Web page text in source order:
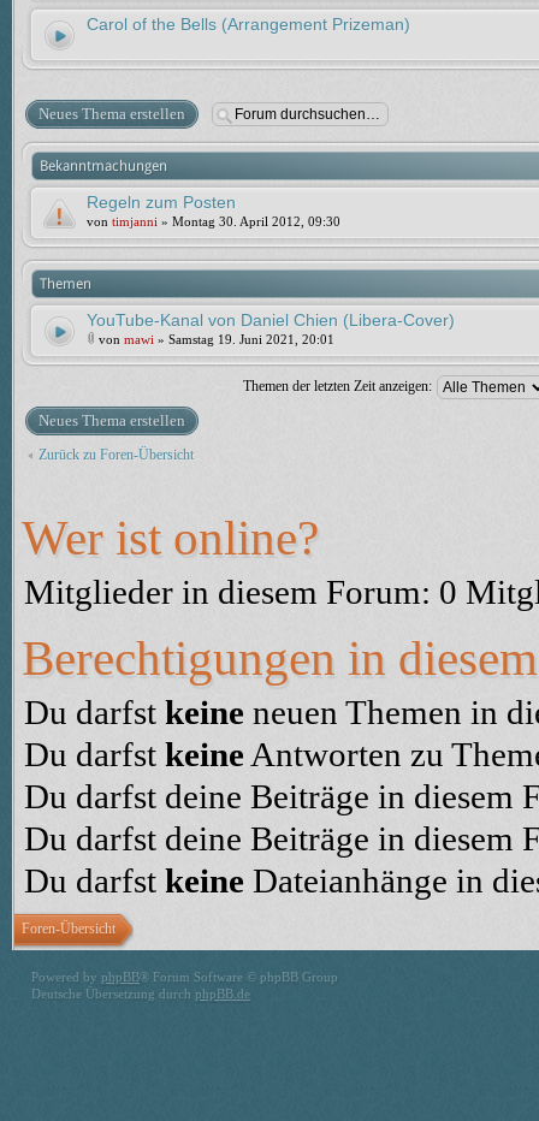
Carol of the Bells (Arrangement Prizeman)
Neues Thema erstellen
Bekanntmachungen
Regeln zum Posten
von timjanni » Montag 30. April 2012, 09:30
Themen
YouTube-Kanal von Daniel Chien (Libera-Cover)
von mawi » Samstag 19. Juni 2021, 20:01
Themen der letzten Zeit anzeigen:
Neues Thema erstellen
Zurück zu Foren-Übersicht
Wer ist online?
Mitglieder in diesem Forum: 0
Berechtigungen in
Du darfst keine neuen Themen in
Du darfst keine Antworten zu
Du darfst deine Beiträge in diesem
Du darfst deine Beiträge in diesem
Du darfst keine Dateianhänge in
Foren-Übersicht
Powered by phpBB® Forum Software © phpBB Group
Deutsche Übersetzung durch phpBB.de